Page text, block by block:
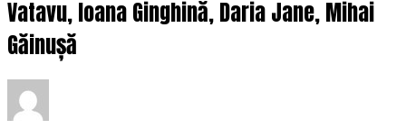
Vatavu, Ioana Ginghină, Daria Jane, Mihai
Găinușă